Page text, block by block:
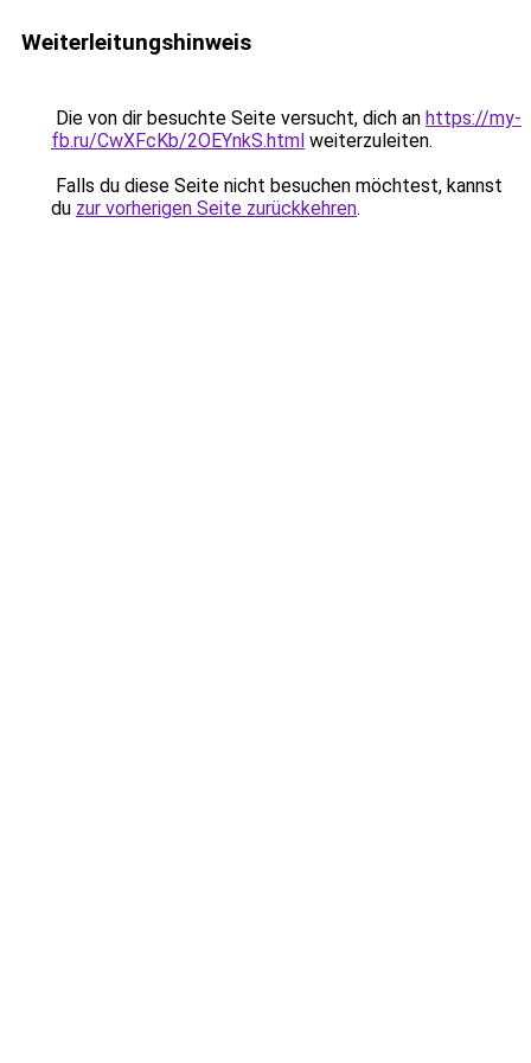
Weiterleitungshinweis
Die von dir besuchte Seite versucht, dich an https://my-
fb.ru/CwXFcKb/2OEYnkS.html weiterzuleiten.
Falls du diese Seite nicht besuchen möchtest, kannst
du zur vorherigen Seite zurückkehren.